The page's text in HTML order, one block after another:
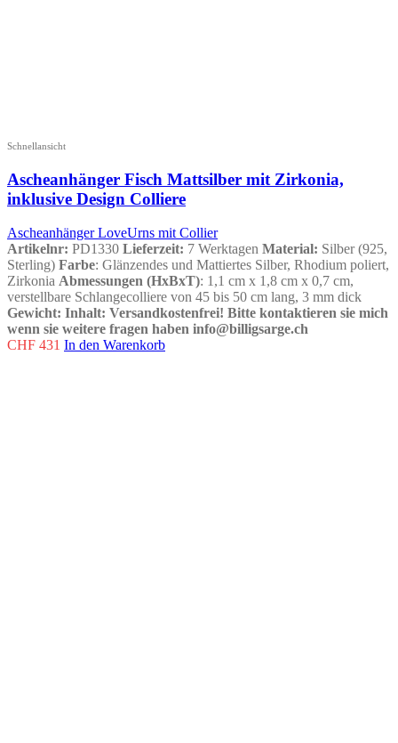
Schnellansicht
Ascheanhänger Fisch Mattsilber mit Zirkonia,
inklusive Design Colliere
Ascheanhänger LoveUrns mit Collier
Artikelnr: PD1330 Lieferzeit: 7 Werktagen Material: Silber (925,
Sterling) Farbe: Glänzendes und Mattiertes Silber, Rhodium poliert,
Zirkonia Abmessungen (HxBxT): 1,1 cm x 1,8 cm x 0,7 cm,
verstellbare Schlangecolliere von 45 bis 50 cm lang, 3 mm dick
Gewicht: Inhalt: Versandkostenfrei! Bitte kontaktieren sie mich
wenn sie weitere fragen haben info@billigsarge.ch
CHF 431 In den Warenkorb